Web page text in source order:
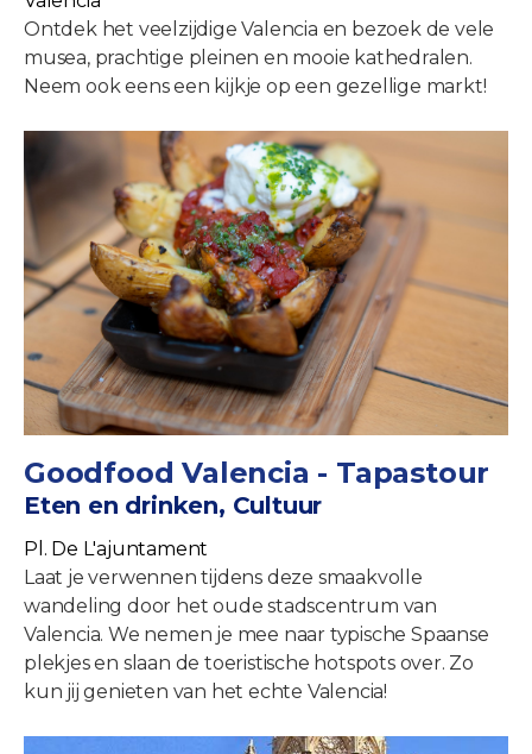
Ontdek het veelzijdige Valencia en bezoek de vele
musea, prachtige pleinen en mooie kathedralen.
Neem ook eens een kijkje op een gezellige markt!
Goodfood Valencia - Tapastour
Eten en drinken, Cultuur
Pl. De L'ajuntament
Laat je verwennen tijdens deze smaakvolle
wandeling door het oude stadscentrum van
Valencia. We nemen je mee naar typische Spaanse
plekjes en slaan de toeristische hotspots over. Zo
kun jij genieten van het echte Valencia!